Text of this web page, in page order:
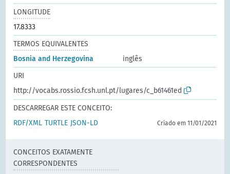
LONGITUDE
17.8333
TERMOS EQUIVALENTES
Bosnia and Herzegovina
inglês
URI
http://vocabs.rossio.fcsh.unl.pt/lugares/c_b61461ed
DESCARREGAR ESTE CONCEITO:
RDF/XML TURTLE JSON-LD Criado em 11/01/2021
CONCEITOS EXATAMENTE
CORRESPONDENTES